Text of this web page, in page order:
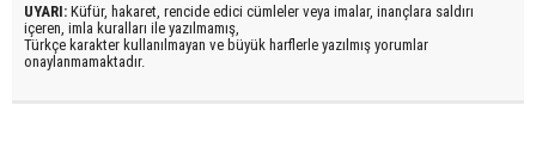
UYARI: Küfür, hakaret, rencide edici cümleler veya imalar, inançlara saldırı
içeren, imla kuralları ile yazılmamış,
Türkçe karakter kullanılmayan ve büyük harflerle yazılmış yorumlar
onaylanmamaktadır.